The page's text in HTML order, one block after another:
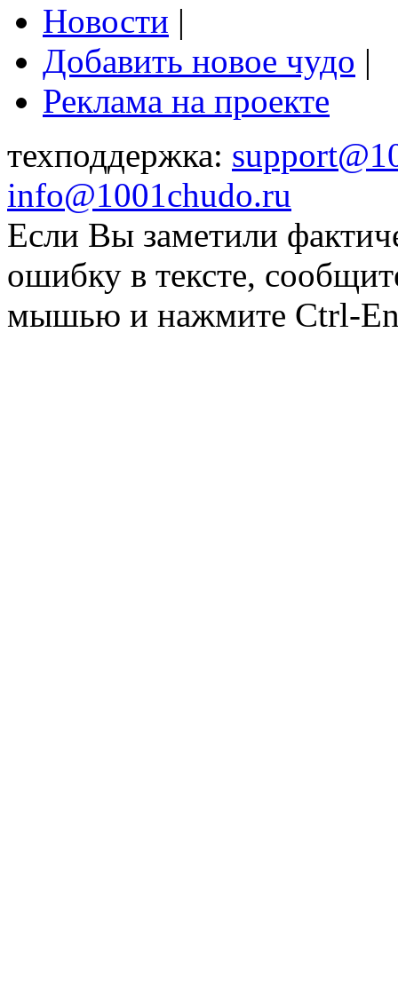
Новости |
Добавить новое чудо |
Реклама на проекте
техподдержка:
info@1001chudo.ru
Если Вы заметили
ошибку в тексте,
мышью и нажмите Ctrl-